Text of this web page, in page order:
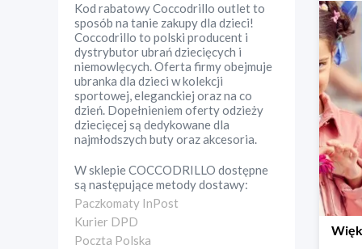
Kod rabatowy Coccodrillo outlet to
sposób na tanie zakupy dla dzieci!
Coccodrillo to polski producent i
dystrybutor ubrań dziecięcych i
niemowlęcych. Oferta firmy obejmuje
ubranka dla dzieci w kolekcji
sportowej, eleganckiej oraz na co
dzień. Dopełnieniem oferty odzieży
dziecięcej są dedykowane dla
najmłodszych buty oraz akcesoria.
W sklepieCOCCODRILLO dostępne
są następujące metody dostawy:
Paczkomaty InPost
Kurier DPD
Poczta Polska